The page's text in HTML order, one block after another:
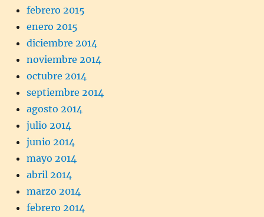
febrero 2015
enero 2015
diciembre 2014
noviembre 2014
octubre 2014
septiembre 2014
agosto 2014
julio 2014
junio 2014
mayo 2014
abril 2014
marzo 2014
febrero 2014